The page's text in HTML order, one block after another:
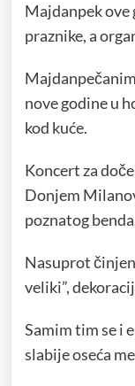
Majdanpek ove
praznike, a
nove godine u
kod kuće.
Koncert za
Donjem
poznatog
Nasuprot
veliki”,
Samim tim se i
slabije oseća